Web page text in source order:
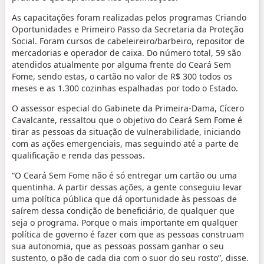
As capacitações foram realizadas pelos programas Criando
Oportunidades e Primeiro Passo da Secretaria da Proteção
Social. Foram cursos de cabeleireiro/barbeiro, repositor de
mercadorias e operador de caixa. Do número total, 59 são
atendidos atualmente por alguma frente do Ceará Sem
Fome, sendo estas, o cartão no valor de R$ 300 todos os
meses e as 1.300 cozinhas espalhadas por todo o Estado.
O assessor especial do Gabinete da Primeira-Dama, Cícero
Cavalcante, ressaltou que o objetivo do Ceará Sem Fome é
tirar as pessoas da situação de vulnerabilidade, iniciando
com as ações emergenciais, mas seguindo até a parte de
qualificação e renda das pessoas.
“O Ceará Sem Fome não é só entregar um cartão ou uma
quentinha. A partir dessas ações, a gente conseguiu levar
uma política pública que dá oportunidade às pessoas de
saírem dessa condição de beneficiário, de qualquer que
seja o programa. Porque o mais importante em qualquer
política de governo é fazer com que as pessoas construam
sua autonomia, que as pessoas possam ganhar o seu
sustento, o pão de cada dia com o suor do seu rosto”, disse.